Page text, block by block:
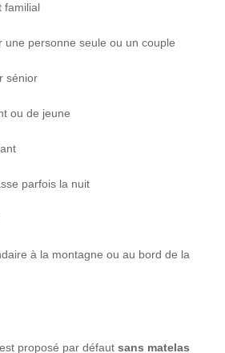
familial
une personne seule ou un couple
sénior
ou de jeune
parfois la nuit
à la montagne ou au bord de la
proposé par défaut sans matelas